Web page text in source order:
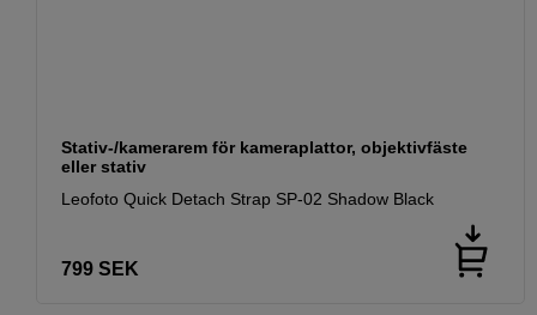
Stativ-/kamerarem för kameraplattor, objektivfäste
eller stativ
Leofoto Quick Detach Strap SP-02 Shadow Black
799 SEK